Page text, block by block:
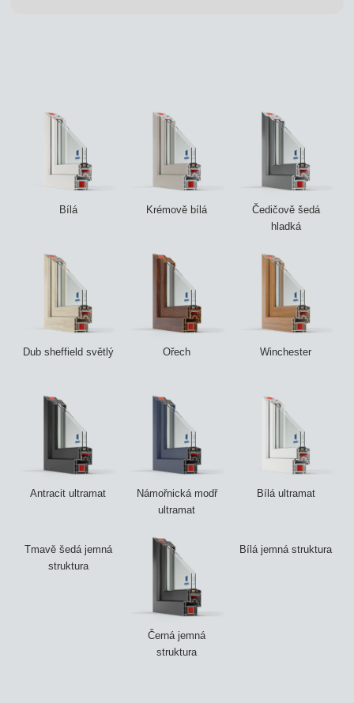
Bílá Krémově bílá
Čedičově šedá
hladká
Dub sheffield světlý Ořech Winchester
Antracit ultramat
Námořnická modř
ultramat
Bílá ultramat
Tmavě šedá jemná
struktura
Černá jemná
struktura
Bílá jemná struktura